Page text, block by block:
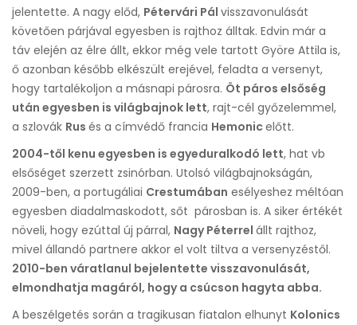
jelentette. A nagy előd, Pétervári Pál visszavonulását
követően párjával egyesben is rajthoz álltak. Edvin már a
táv elején az élre állt, ekkor még vele tartott Györe Attila is,
ő azonban később elkészült erejével, feladta a versenyt,
hogy tartalékoljon a másnapi párosra. Öt páros elsőség
után egyesben is világbajnok lett, rajt-cél győzelemmel,
a szlovák Rus és a címvédő francia Hemonicelőtt.
2004-től kenu egyesben is egyeduralkodó lett, hat vb
elsőséget szerzett zsinórban. Utolsó világbajnokságán,
2009-ben, a portugáliai Crestumában esélyeshez méltóan
egyesben diadalmaskodott, sőt párosban is. A siker értékét
növeli, hogy ezúttal új párral, Nagy Péterrel állt rajthoz,
mivel állandó partnere akkor el volt tiltva a versenyzéstől.
2010-ben váratlanul bejelentette visszavonulását,
elmondhatja magáról, hogy a csúcson hagyta abba.
A beszélgetés során a tragikusan fiatalon elhunyt Kolonics